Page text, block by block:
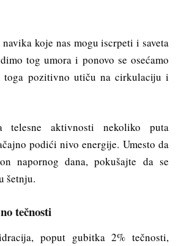
koje nas mogu iscrpeti i saveta
tog umora i ponovo se osećamo
toga pozitivno utiču na cirkulaciju i
telesne aktivnosti nekoliko puta
podići nivo energije. Umesto da
napornog dana, pokušajte da se
šetnju.
tečnosti
poput gubitka 2% tečnosti,